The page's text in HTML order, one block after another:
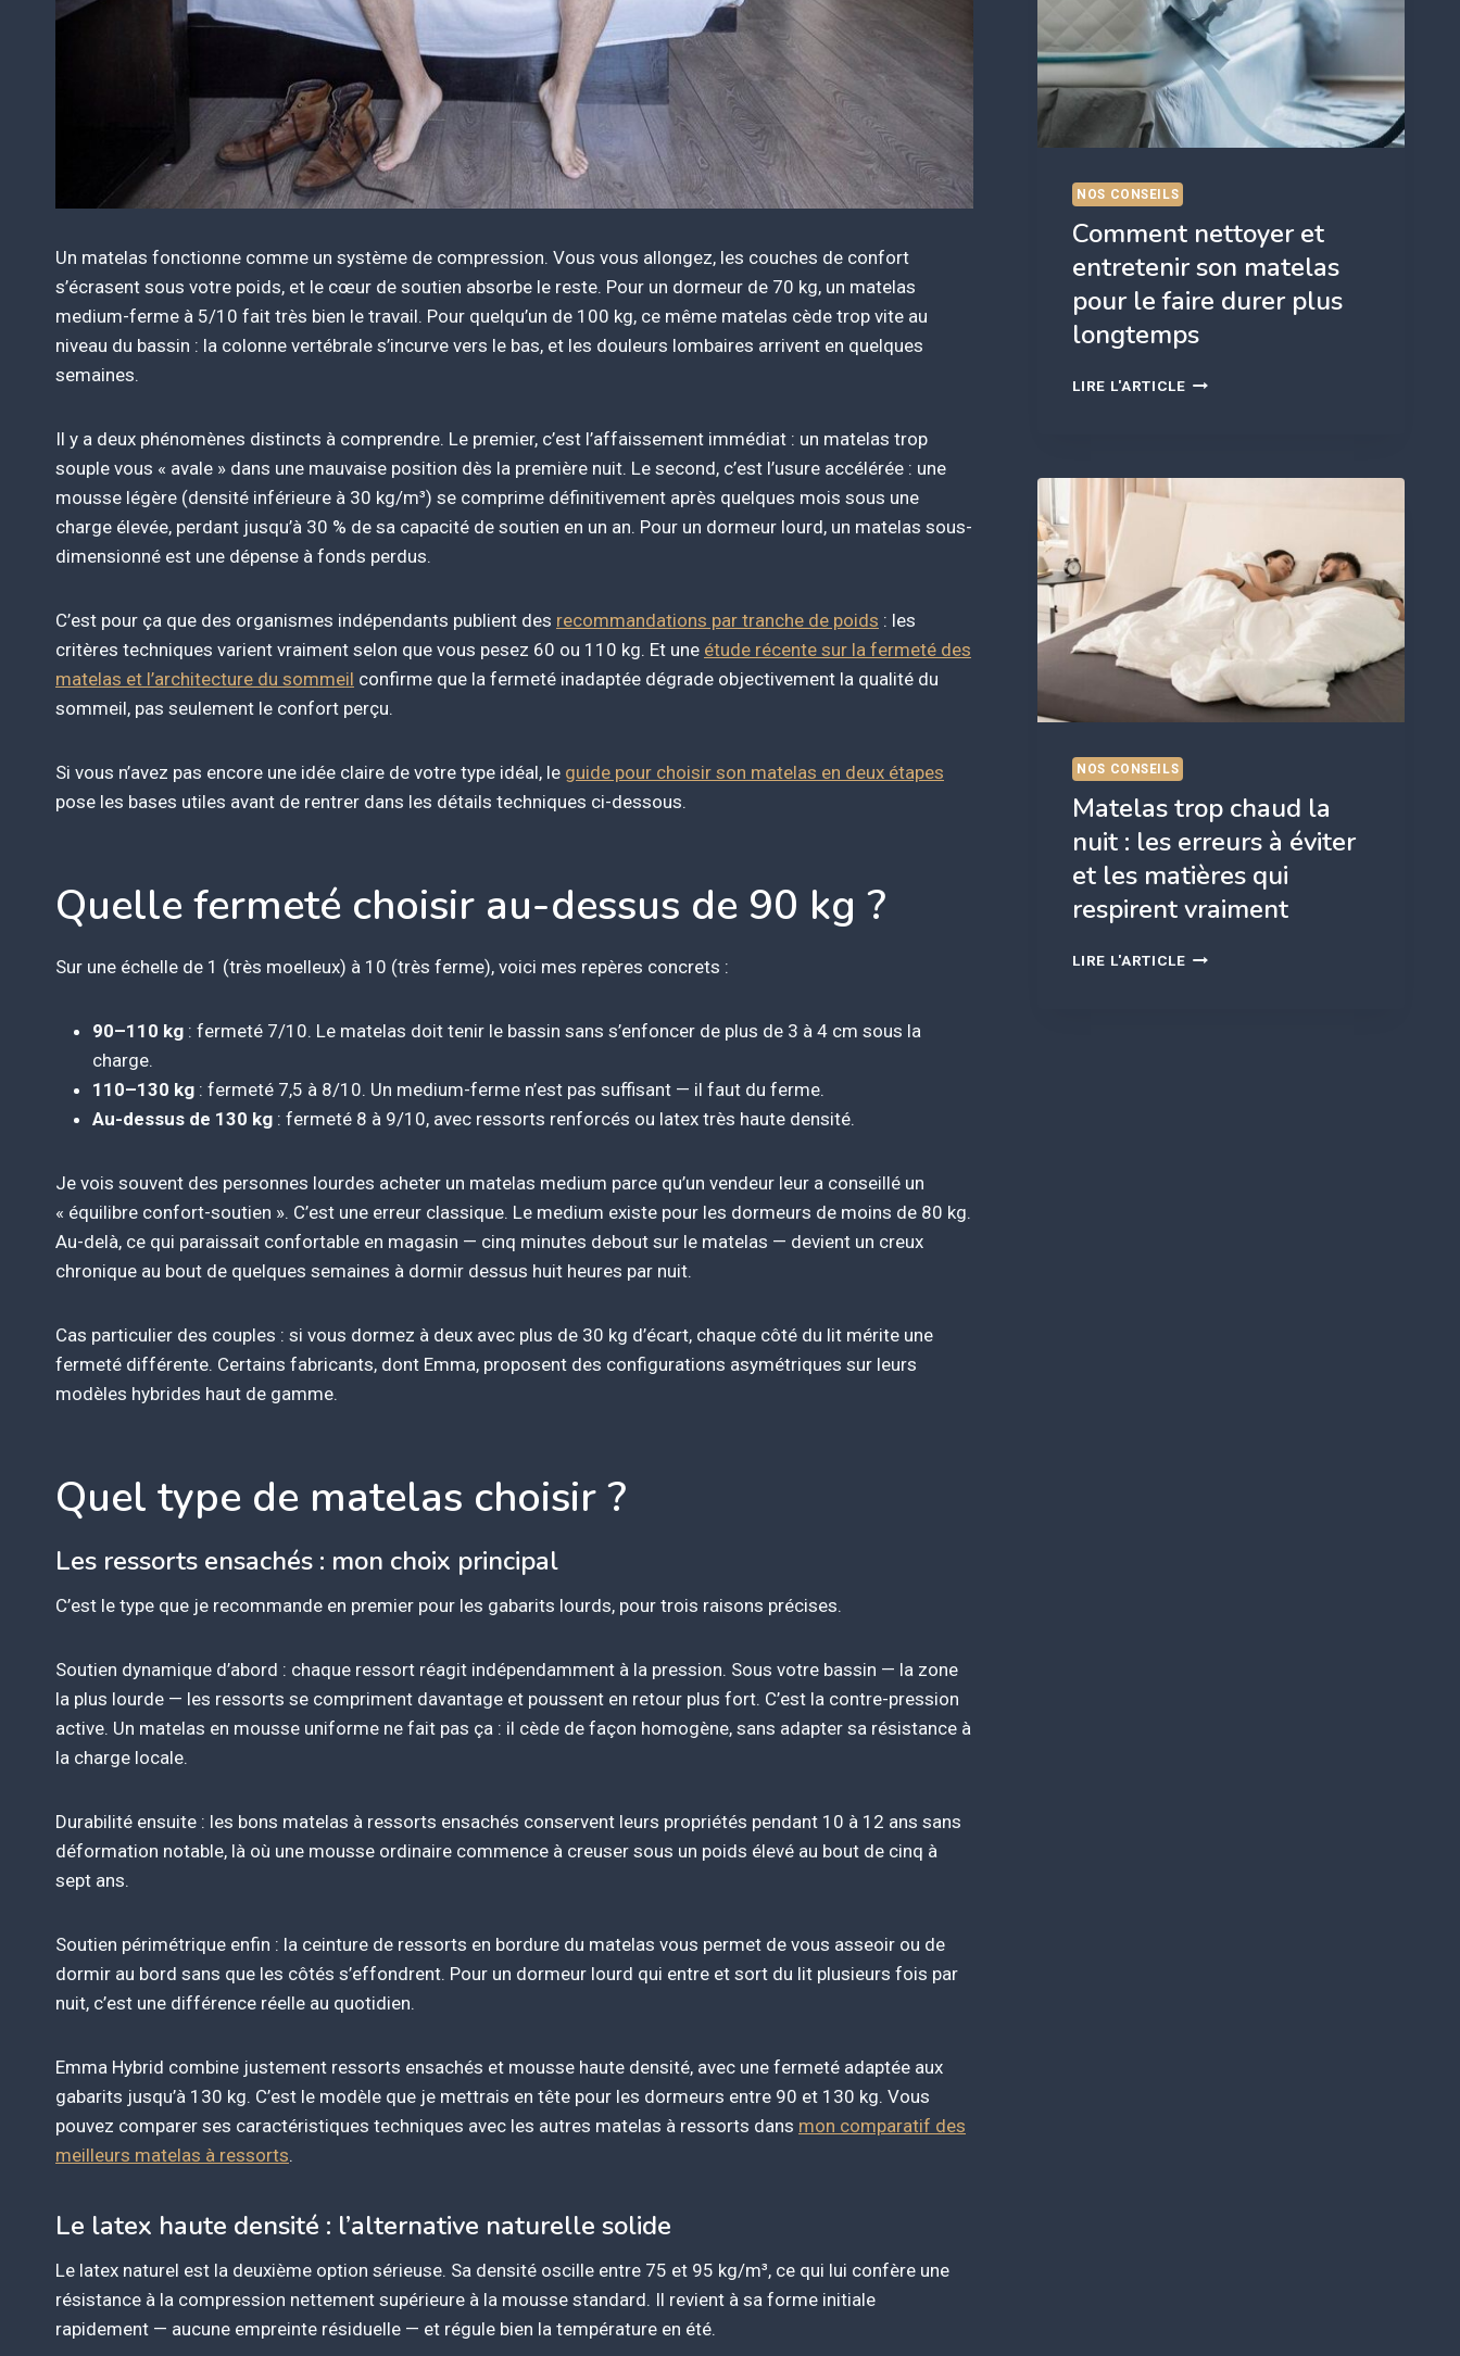
Un matelas fonctionne comme un système de compression. Vous vous allongez, les couches de confort
s’écrasent sous votre poids, et le cœur de soutien absorbe le reste. Pour un dormeur de 70 kg, un matelas
medium-ferme à 5/10 fait très bien le travail. Pour quelqu’un de 100 kg, ce même matelas cède trop vite au
niveau du bassin : la colonne vertébrale s’incurve vers le bas, et les douleurs lombaires arrivent en quelques
semaines.
Il y a deux phénomènes distincts à comprendre. Le premier, c’est l’affaissement immédiat : un matelas trop
souple vous « avale » dans une mauvaise position dès la première nuit. Le second, c’est l’usure accélérée : une
mousse légère (densité inférieure à 30 kg/m³) se comprime définitivement après quelques mois sous une
charge élevée, perdant jusqu’à 30 % de sa capacité de soutien en un an. Pour un dormeur lourd, un matelas sous-
dimensionné est une dépense à fonds perdus.
C’est pour ça que des organismes indépendants publient des recommandations par tranche de poids : les
critères techniques varient vraiment selon que vous pesez 60 ou 110 kg. Et une étude récente sur la fermeté des
matelas et l’architecture du sommeil confirme que la fermeté inadaptée dégrade objectivement la qualité du
sommeil, pas seulement le confort perçu.
Si vous n’avez pas encore une idée claire de votre type idéal, le guide pour choisir son matelas en deux étapes
pose les bases utiles avant de rentrer dans les détails techniques ci-dessous.
Quelle fermeté choisir au-dessus de 90 kg ?
Sur une échelle de 1 (très moelleux) à 10 (très ferme), voici mes repères concrets :
90–110 kg : fermeté 7/10. Le matelas doit tenir le bassin sans s’enfoncer de plus de 3 à 4 cm sous la
charge.
110–130 kg : fermeté 7,5 à 8/10. Un medium-ferme n’est pas suffisant — il faut du ferme.
Au-dessus de 130 kg : fermeté 8 à 9/10, avec ressorts renforcés ou latex très haute densité.
Je vois souvent des personnes lourdes acheter un matelas medium parce qu’un vendeur leur a conseillé un
« équilibre confort-soutien ». C’est une erreur classique. Le medium existe pour les dormeurs de moins de 80 kg.
Au-delà, ce qui paraissait confortable en magasin — cinq minutes debout sur le matelas — devient un creux
chronique au bout de quelques semaines à dormir dessus huit heures par nuit.
Cas particulier des couples : si vous dormez à deux avec plus de 30 kg d’écart, chaque côté du lit mérite une
fermeté différente. Certains fabricants, dont Emma, proposent des configurations asymétriques sur leurs
modèles hybrides haut de gamme.
Quel type de matelas choisir ?
Les ressorts ensachés : mon choix principal
C’est le type que je recommande en premier pour les gabarits lourds, pour trois raisons précises.
Soutien dynamique d’abord : chaque ressort réagit indépendamment à la pression. Sous votre bassin — la zone
la plus lourde — les ressorts se compriment davantage et poussent en retour plus fort. C’est la contre-pression
active. Un matelas en mousse uniforme ne fait pas ça : il cède de façon homogène, sans adapter sa résistance à
la charge locale.
Durabilité ensuite : les bons matelas à ressorts ensachés conservent leurs propriétés pendant 10 à 12 ans sans
déformation notable, là où une mousse ordinaire commence à creuser sous un poids élevé au bout de cinq à
sept ans.
Soutien périmétrique enfin : la ceinture de ressorts en bordure du matelas vous permet de vous asseoir ou de
dormir au bord sans que les côtés s’effondrent. Pour un dormeur lourd qui entre et sort du lit plusieurs fois par
nuit, c’est une différence réelle au quotidien.
Emma Hybrid combine justement ressorts ensachés et mousse haute densité, avec une fermeté adaptée aux
gabarits jusqu’à 130 kg. C’est le modèle que je mettrais en tête pour les dormeurs entre 90 et 130 kg. Vous
pouvez comparer ses caractéristiques techniques avec les autres matelas à ressorts dans mon comparatif des
meilleurs matelas à ressorts.
Le latex haute densité : l’alternative naturelle solide
Le latex naturel est la deuxième option sérieuse. Sa densité oscille entre 75 et 95 kg/m³, ce qui lui confère une
résistance à la compression nettement supérieure à la mousse standard. Il revient à sa forme initiale
rapidement — aucune empreinte résiduelle — et régule bien la température en été.
QUAND
ON
A
LE
DOS
SENSIBLE
?
NOS CONSEILS
Comment nettoyer et
entretenir son matelas
pour le faire durer plus
longtemps
LIRE L'ARTICLECOMMENT
POUR
DURER
PLUS
NOS CONSEILS
Matelas trop chaud la
nuit : les erreurs à éviter
et les matières qui
respirent vraiment
LIRE L'ARTICLEMATELAS